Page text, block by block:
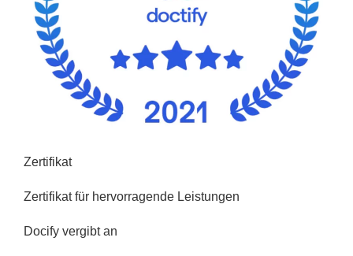
Zertifikat
Zertifikat für hervorragende Leistungen
Docify vergibt an